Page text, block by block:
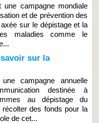
une campagne mondiale
et de prévention des
sur le dépistage et la
maladies comme le
sur la
campagne annuelle
destinée à
au dépistage du
des fonds pour la
de cet...